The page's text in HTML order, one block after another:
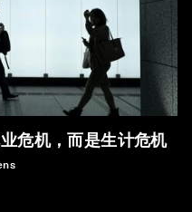
危机，而是生计危机